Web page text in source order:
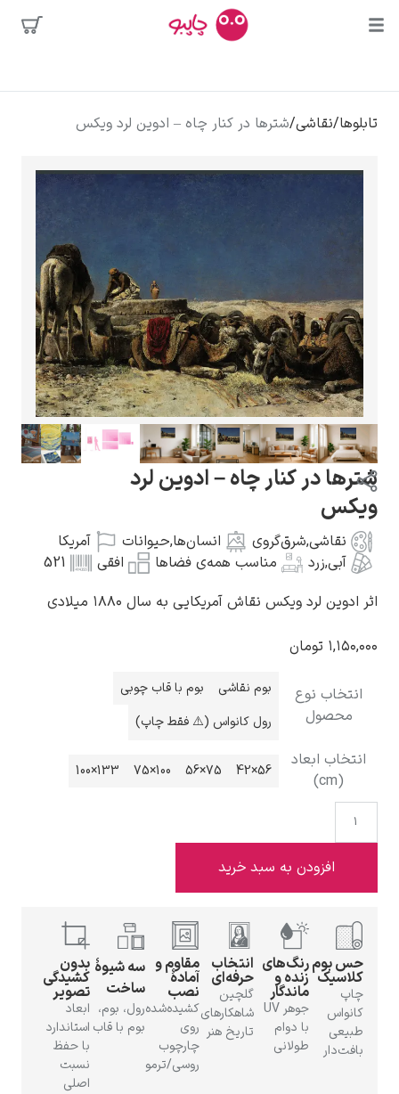
جستجوها
پیکاسو
محبوب‌ترین
هنرمندان
ونسان ون گوگ
کامی پیسارو
ادگار دگا
تابلوها/نقاشی/شترها در کنار چاه – ادوین لرد ویکس
شترها در کنار چاه – ادوین لرد
ویکس
نقاشی,شرق‌گروی انسان‌ها,حیوانات
آمریکا
آبی,زرد مناسب همه‌ی فضاها افقی
521
اثر ادوین لرد ویکس نقاش آمریکایی به سال ۱۸۸۰ میلادی
۱,۱۵۰,۰۰۰ تومان
انتخاب نوع
محصول
بوم نقاشی
بوم با قاب چوبی
رول کانواس (⚠️ فقط چاپ)
انتخاب ابعاد
(cm)
56×42
75×56
100×75
133×100
افزودن به سبد خرید
حس بوم
کلاسیک
چاپ
کانواس
طبیعی
بافت‌دار
رنگ‌های
زنده و
ماندگار
جوهر UV
با دوام
طولانی
انتخاب
حرفه‌ای
گلچین
شاهکارهای
تاریخ هنر
مقاوم و
آمادهٔ
نصب
کشیده‌شده
روی
چارچوب
روسی/ترمو
سه شیوهٔ
ساخت
رول، بوم،
بوم با قاب
بدون
کشیدگی
تصویر
ابعاد
استاندارد
با حفظ
نسبت
اصلی